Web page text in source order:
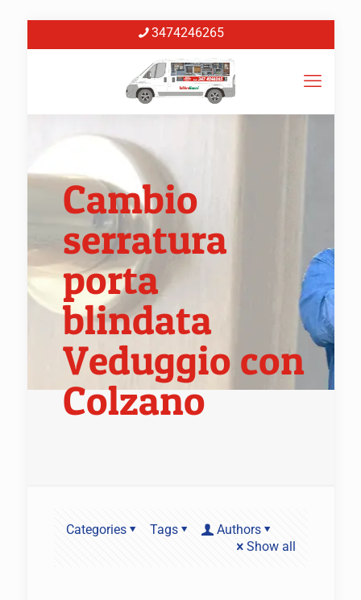
3474246265
Cambio
serratura
porta
blindata
Veduggio con
Colzano
Categories Tags
Authors
Show all